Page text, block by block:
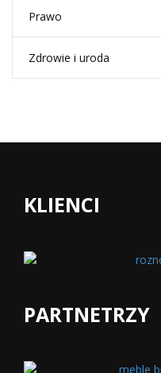
Prawo
Zdrowie i uroda
KLIENCI
PARTNETRZY